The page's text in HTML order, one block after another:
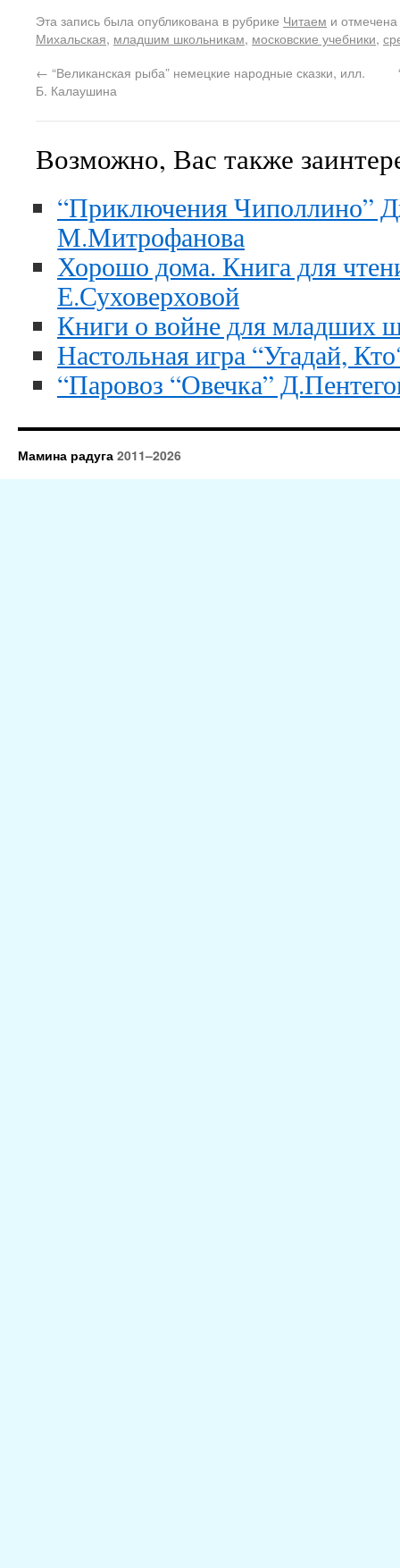
Эта запись была опубликована в рубрике Читаем и
Михальская, младшим школьникам, московские учебники,
← “Великанская рыба” немецкие народные сказки, илл.
Б. Калаушина
Возможно, Вас также
“Приключения Чиполлино”
М.Митрофанова
Хорошо дома. Книга для
Е.Суховерховой
Книги о войне для младших
Настольная игра “Угадай,
“Паровоз “Овечка”
Мамина радуга 2011–2026